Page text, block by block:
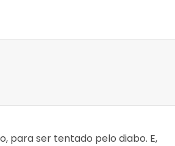
para ser tentado pelo diabo. E,